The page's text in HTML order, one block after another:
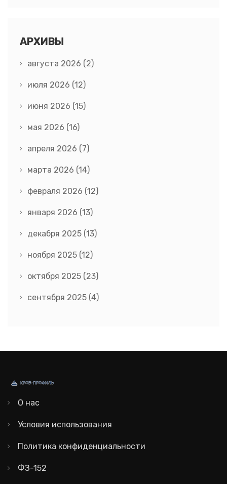
АРХИВЫ
августа 2026 (2)
июля 2026 (12)
июня 2026 (15)
мая 2026 (16)
апреля 2026 (7)
марта 2026 (14)
февраля 2026 (12)
января 2026 (13)
декабря 2025 (13)
ноября 2025 (12)
октября 2025 (23)
сентября 2025 (4)
О нас
Условия использования
Политика конфиденциальности
ФЗ-152